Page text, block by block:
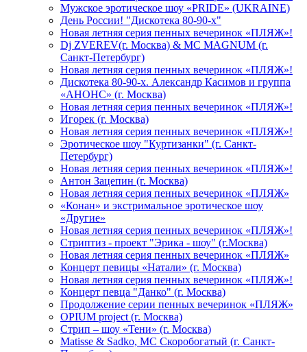
Мужское эротическое шоу «PRIDE» (UKRAINE)
День России! "Дискотека 80-90-х"
Новая летняя серия пенных вечеринок «ПЛЯЖ»!
Dj ZVEREV(г. Москва) & MC MAGNUM (г.
Санкт-Петербург)
Новая летняя серия пенных вечеринок «ПЛЯЖ»!
Дискотека 80-90-х. Александр Касимов и группа
«АНОНС» (г. Москва)
Новая летняя серия пенных вечеринок «ПЛЯЖ»!
Игорек (г. Москва)
Новая летняя серия пенных вечеринок «ПЛЯЖ»!
Эротическое шоу "Куртизанки" (г. Санкт-
Петербург)
Новая летняя серия пенных вечеринок «ПЛЯЖ»!
Антон Зацепин (г. Москва)
Новая летняя серия пенных вечеринок «ПЛЯЖ»
«Конан» и экстримальное эротическое шоу
«Другие»
Новая летняя серия пенных вечеринок «ПЛЯЖ»!
Стриптиз - проект "Эрика - шоу" (г.Москва)
Новая летняя серия пенных вечеринок «ПЛЯЖ»
Концерт певицы «Натали» (г. Москва)
Новая летняя серия пенных вечеринок «ПЛЯЖ»!
Концерт певца "Данко" (г. Москва)
Продолжение серии пенных вечеринок «ПЛЯЖ»
OPIUM project (г. Москва)
Стрип – шоу «Тени» (г. Москва)
Matissе & Sadko, MC Скоробогатый (г. Санкт-